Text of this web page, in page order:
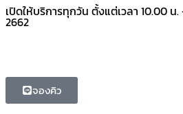
เปิดให้บริการทุกวัน ตั้งแต่เวลา 10.00 น
2662
จองคิว